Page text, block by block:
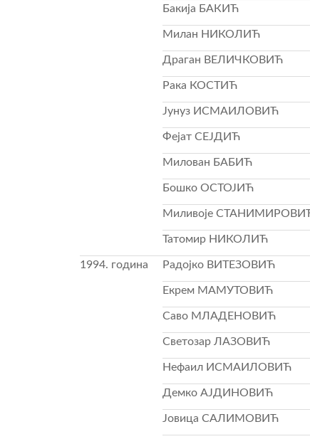
Бакија БАКИЋ
Милан НИКОЛИЋ
Драган ВЕЛИЧКОВИЋ
Рака КОСТИЋ
Јунуз ИСМАИЛОВИЋ
Фејат СЕЈДИЋ
Милован БАБИЋ
Бошко ОСТОЈИЋ
Миливоје
Татомир НИКОЛИЋ
1994. година Радојко ВИТЕЗОВИЋ
Екрем МАМУТОВИЋ
Саво МЛАДЕНОВИЋ
Светозар ЛАЗОВИЋ
Нефаил ИСМАИЛОВИЋ
Демко АЈДИНОВИЋ
Јовица САЛИМОВИЋ